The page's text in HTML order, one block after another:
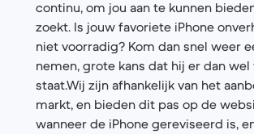
continu, om jou aan te kunnen
zoekt. Is jouw favoriete iPhone
niet voorradig? Kom dan snel weer
nemen, grote kans dat hij er dan wel
staat.Wij zijn afhankelijk van het
markt, en bieden dit pas op de
wanneer de iPhone gereviseerd is,